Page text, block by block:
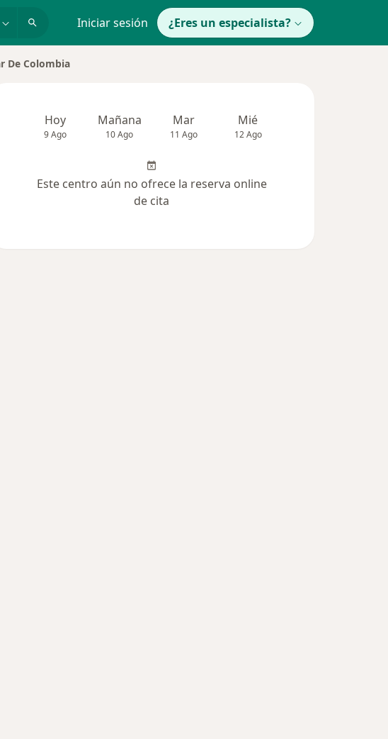
Iniciar sesión ¿Eres un especialista?
De Colombia
Hoy
9 Ago
Mañana
10 Ago
Mar
11 Ago
Mié
12 Ago
Este centro aún no ofrece la reserva online
de cita